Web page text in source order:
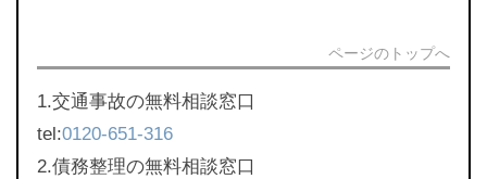
ページのトップへ
1.交通事故の無料相談窓口
tel:0120-651-316
2.債務整理の無料相談窓口